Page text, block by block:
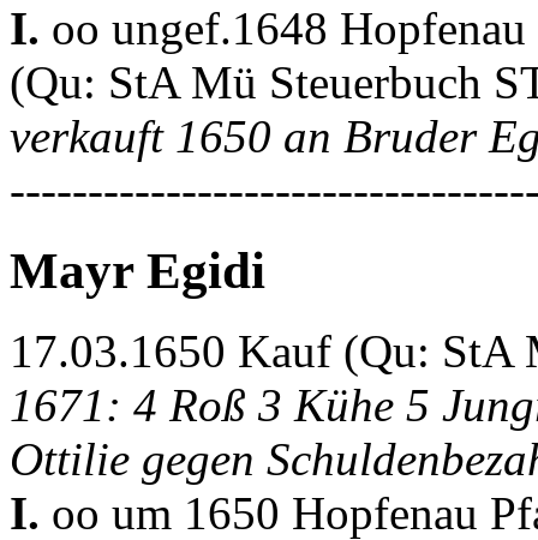
I. oo ungef.1648
(Qu: StA Mü Steuerbuch
verkauft 1650 an Bruder
Mayr Egidi
17.03.1650 Kauf (Qu: StA
1671: 4 Roß 3 Kühe 5
Ottilie gegen
I. oo um 1650 Hopfenau